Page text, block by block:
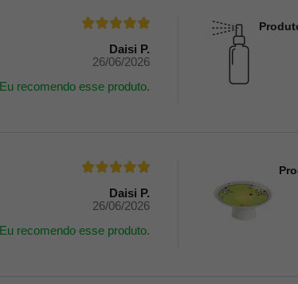
Daisi P.
26/06/2026
Eu recomendo esse produto.
Daisi P.
26/06/2026
Eu recomendo esse produto.